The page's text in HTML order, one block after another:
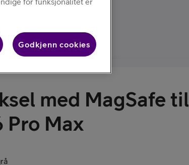
med MagSafe til
Pro Max
Godkjenn cookies